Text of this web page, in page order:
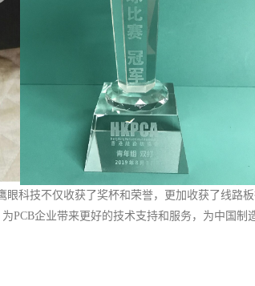
科技不仅收获了奖杯和荣誉，更加收获了线路
PCB企业带来更好的技术支持和服务，为中国制